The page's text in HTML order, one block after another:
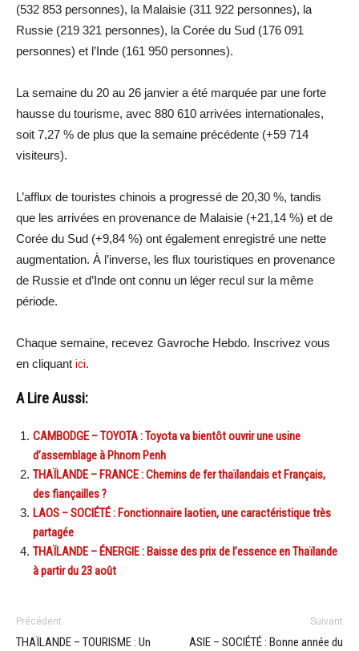
(532 853 personnes), la Malaisie (311 922 personnes), la
Russie (219 321 personnes), la Corée du Sud (176 091
personnes) et l’Inde (161 950 personnes).
La semaine du 20 au 26 janvier a été marquée par une forte
hausse du tourisme, avec 880 610 arrivées internationales,
soit 7,27 % de plus que la semaine précédente (+59 714
visiteurs).
L’afflux de touristes chinois a progressé de 20,30 %, tandis
que les arrivées en provenance de Malaisie (+21,14 %) et de
Corée du Sud (+9,84 %) ont également enregistré une nette
augmentation. À l’inverse, les flux touristiques en provenance
de Russie et d’Inde ont connu un léger recul sur la même
période.
Chaque semaine, recevez Gavroche Hebdo. Inscrivez vous
en cliquant ici.
A Lire Aussi:
CAMBODGE – TOYOTA : Toyota va bientôt ouvrir une usine
d’assemblage à Phnom Penh
THAÏLANDE – FRANCE : Chemins de fer thaïlandais et Français,
des fiançailles ?
LAOS – SOCIÉTÉ : Fonctionnaire laotien, une caractéristique très
partagée
THAÏLANDE – ÉNERGIE : Baisse des prix de l’essence en Thaïlande
à partir du 23 août
Précédent
THAÏLANDE – TOURISME : Un
Suivant
ASIE – SOCIÉTÉ : Bonne année du